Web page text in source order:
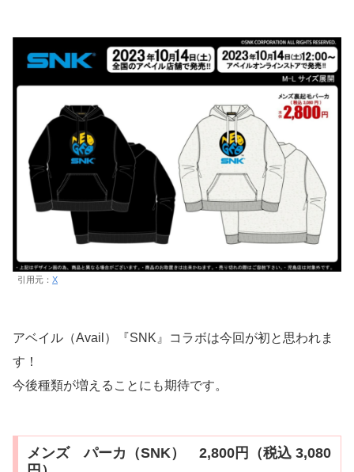
引用元： X
アベイル（Avail）『SNK』コラボは今回が初と思われま
す！
今後種類が増えることにも期待です。
メンズ パーカ（SNK） 2,800円（税込 3,080